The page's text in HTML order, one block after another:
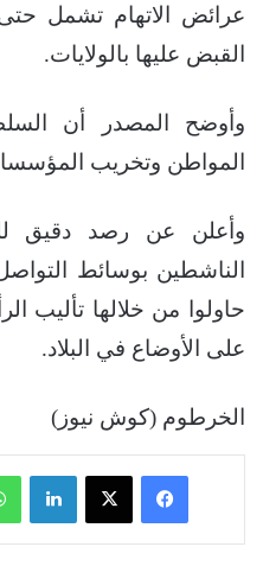
عرائض الاتهام تشمل حتى
القبض عليها بالولايات.
وأوضح المصدر أن
المواطن وتخريب
وأعلن عن رصد دقيق
الناشطين بوسائط
حاولوا من خلالها تأليب
على الأوضاع في البلاد.
الخرطوم (كوش نيوز)
فيسبوك ‫X لينكدإن